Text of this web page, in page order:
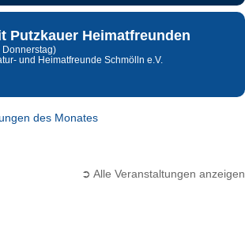
Putzkauer Heimatfreunden
Donnerstag)
und Heimatfreunde Schmölln e.V.
des Monates
➲ Alle Veranstaltungen anzeigen